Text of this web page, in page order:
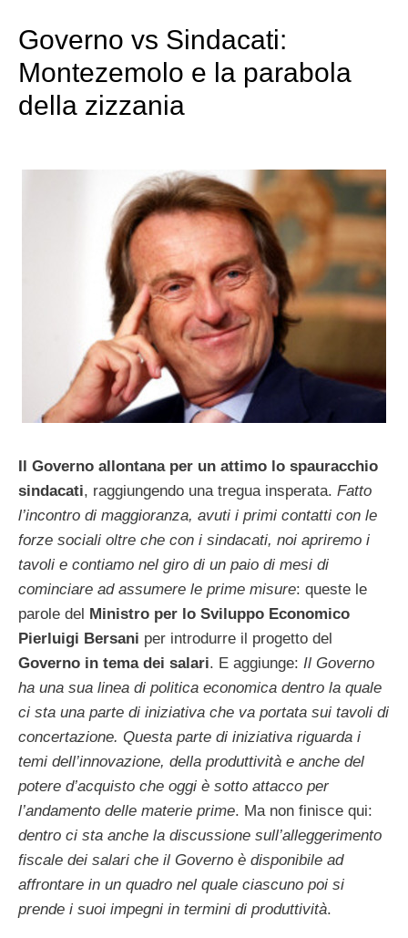
Governo vs Sindacati:
Montezemolo e la parabola
della zizzania
Il Governo allontana per un attimo lo spauracchio
sindacati, raggiungendo una tregua insperata. Fatto
l’incontro di maggioranza, avuti i primi contatti con le
forze sociali oltre che con i sindacati, noi apriremo i
tavoli e contiamo nel giro di un paio di mesi di
cominciare ad assumere le prime misure: queste le
parole del Ministro per lo Sviluppo Economico
Pierluigi Bersani per introdurre il progetto del
Governo in tema dei salari. E aggiunge: Il Governo
ha una sua linea di politica economica dentro la quale
ci sta una parte di iniziativa che va portata sui tavoli di
concertazione. Questa parte di iniziativa riguarda i
temi dell’innovazione, della produttività e anche del
potere d’acquisto che oggi è sotto attacco per
l’andamento delle materie prime. Ma non finisce qui:
dentro ci sta anche la discussione sull’alleggerimento
fiscale dei salari che il Governo è disponibile ad
affrontare in un quadro nel quale ciascuno poi si
prende i suoi impegni in termini di produttività.